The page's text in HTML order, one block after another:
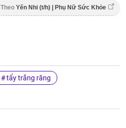
Theo Yến Nhi (t/h) | Phụ Nữ Sức Khỏe
tẩy trắng răng